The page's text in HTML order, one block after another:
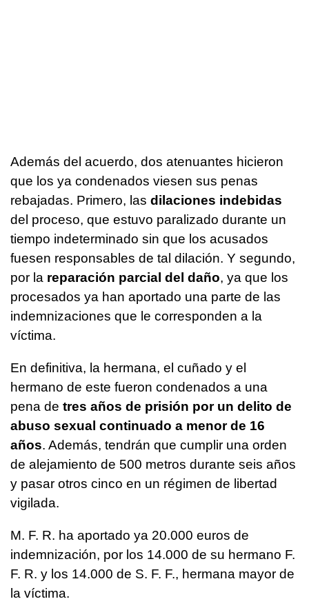
Además del acuerdo, dos atenuantes hicieron
que los ya condenados viesen sus penas
rebajadas. Primero, las dilaciones indebidas
del proceso, que estuvo paralizado durante un
tiempo indeterminado sin que los acusados
fuesen responsables de tal dilación. Y segundo,
por la reparación parcial del daño, ya que los
procesados ya han aportado una parte de las
indemnizaciones que le corresponden a la
víctima.
En definitiva, la hermana, el cuñado y el
hermano de este fueron condenados a una
pena de tres años de prisión por un delito de
abuso sexual continuado a menor de 16
años. Además, tendrán que cumplir una orden
de alejamiento de 500 metros durante seis años
y pasar otros cinco en un régimen de libertad
vigilada.
M. F. R. ha aportado ya 20.000 euros de
indemnización, por los 14.000 de su hermano F.
F. R. y los 14.000 de S. F. F., hermana mayor de
la víctima.